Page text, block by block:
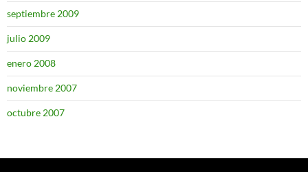
septiembre 2009
julio 2009
enero 2008
noviembre 2007
octubre 2007